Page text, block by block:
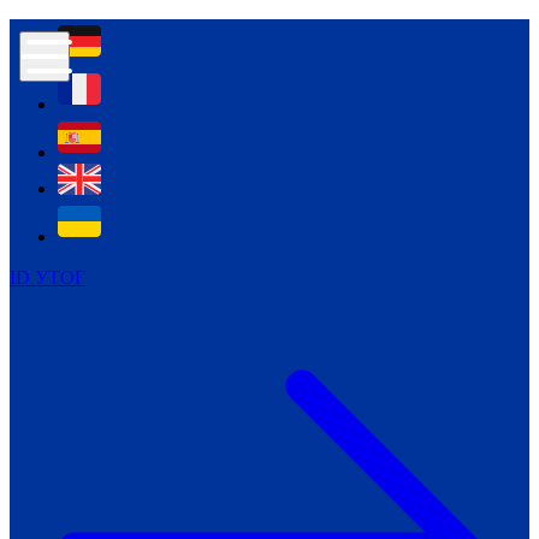
ID УТОГ
Контур психологічної безпеки глухих
Всеукраїнський пісенний
челендж «Україно, ти є!»
Молодіжний челендж «Жестова
мова для мене – це…»
Репортажі спеціальних та
інклюзивних начальних закладів